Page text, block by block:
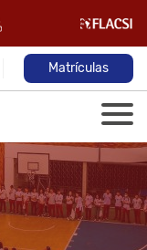
Matrículas